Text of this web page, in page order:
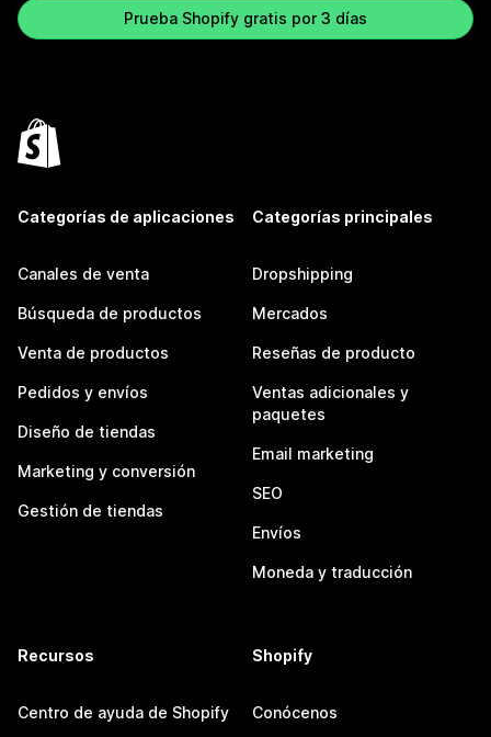
Prueba Shopify gratis por 3 días
Categorías de aplicaciones
Canales de venta
Búsqueda de productos
Venta de productos
Pedidos y envíos
Diseño de tiendas
Marketing y conversión
Gestión de tiendas
Categorías principales
Dropshipping
Mercados
Reseñas de producto
Ventas adicionales y
paquetes
Email marketing
SEO
Envíos
Moneda y traducción
Recursos
Centro de ayuda de Shopify
Shopify
Conócenos